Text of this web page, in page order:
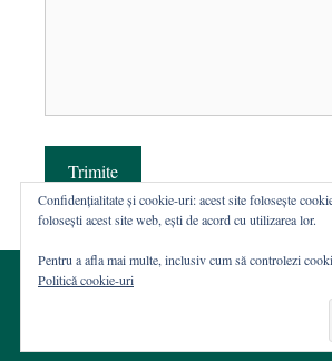
Trimite
Web hosting şi dezvoltare
Confidențialitate și cookie-uri: acest site folosește
folosești acest site web, ești de acord cu utilizarea lor.
Pentru a afla mai multe, inclusiv cum să controlezi
Politică cookie-uri